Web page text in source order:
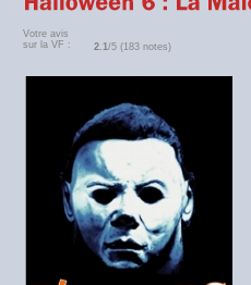
Votre avis
sur la VF :
2.1/5 (183 notes)